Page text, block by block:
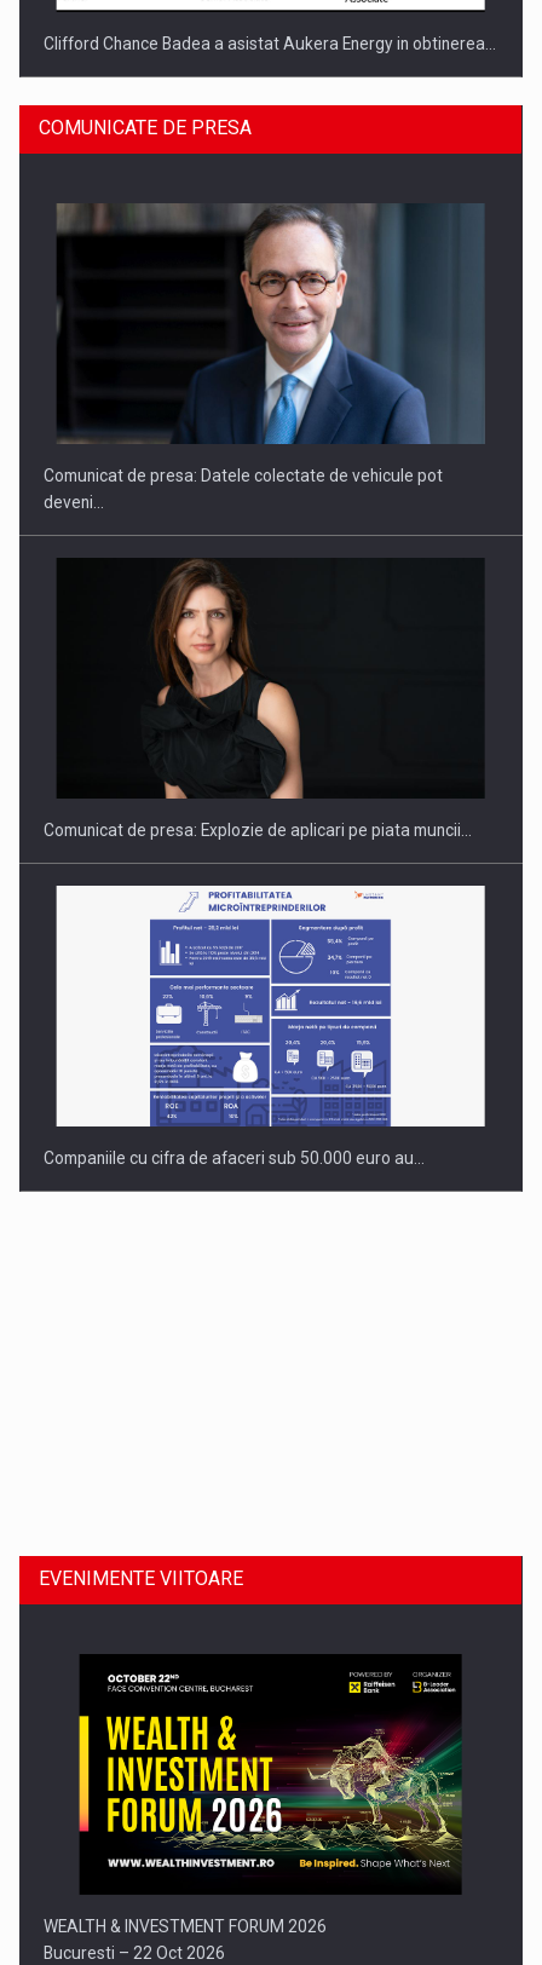
Clifford Chance Badea a asistat Aukera Energy in obtinerea…
SAPTE PERSONALITATI DIN MEDIUL DE AFACERI, ACADEMIC
Hard Enduro Piatra Craiului 2026, fueled by benzinariile RO…
COMUNICATE DE PRESA
Comunicat de presa: Datele colectate de vehicule pot
deveni…
Comunicat de presa: Explozie de aplicari pe piata muncii…
Companiile cu cifra de afaceri sub 50.000 euro au…
Comunicat de presa: Joburile part-time reincep sa intre pe…
EVENIMENTE VIITOARE
WEALTH & INVESTMENT FORUM 2026
Bucuresti – 22 Oct 2026